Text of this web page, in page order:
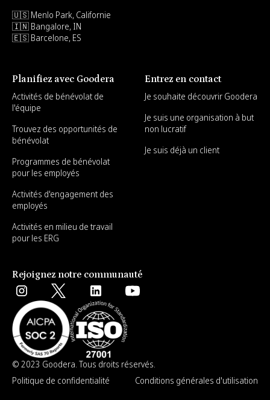
🇺🇸 Menlo Park, Californie
🇮🇳 Bangalore, IN
🇪🇸 Barcelone, ES
Planifiez avec Goodera
Activités de bénévolat de
l'équipe
Trouvez des opportunités de
bénévolat
Programmes de bénévolat
pour les employés
Activités d'engagement des
employés
Activités en milieu de travail
pour les ERG
Entrez en contact
Je souhaite découvrir Goodera
Je suis une organisation à but
non lucratif
Je suis déjà un client
Rejoignez notre communauté
© 2023 Goodera. Tous droits réservés.
Politique de confidentialité
Conditions générales d'utilisation